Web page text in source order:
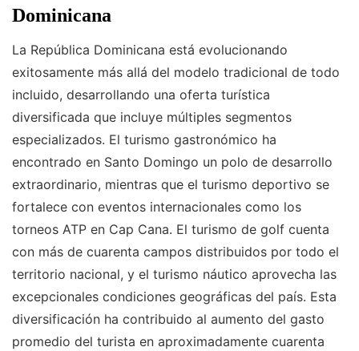
Dominicana
La República Dominicana está evolucionando
exitosamente más allá del modelo tradicional de todo
incluido, desarrollando una oferta turística
diversificada que incluye múltiples segmentos
especializados. El turismo gastronómico ha
encontrado en Santo Domingo un polo de desarrollo
extraordinario, mientras que el turismo deportivo se
fortalece con eventos internacionales como los
torneos ATP en Cap Cana. El turismo de golf cuenta
con más de cuarenta campos distribuidos por todo el
territorio nacional, y el turismo náutico aprovecha las
excepcionales condiciones geográficas del país. Esta
diversificación ha contribuido al aumento del gasto
promedio del turista en aproximadamente cuarenta